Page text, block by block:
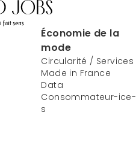
Économie de la
mode
Circularité / Services
Made in France
Data
Consommateur-ice-
s